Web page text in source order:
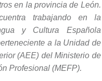
en la provincia de León.
trabajando en la
y Cultura Española
a la Unidad de
(AEE) del Ministerio de
Profesional (MEFP).